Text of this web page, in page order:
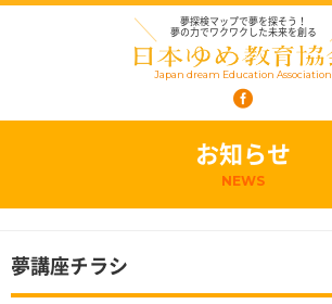
夢探検マップで夢を探そう！
夢の力でワクワクした未来を創る
Japan dream Education Association
お知らせ
NEWS
夢講座チラシ